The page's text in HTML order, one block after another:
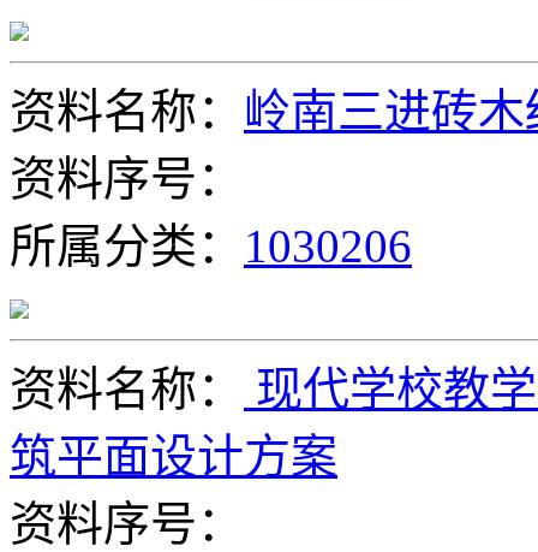
资料名称： 岭南三进砖
资料序号：
所属分类： 1030206
资料名称：
现代学校教
筑平面设计方案
资料序号：